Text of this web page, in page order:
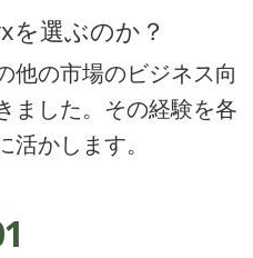
を選ぶのか？
他の市場のビジネス向
ました。その経験を各
活かします。